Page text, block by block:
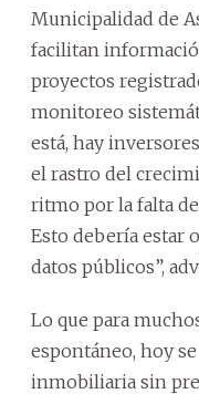
Municipalidad de
facilitan
proyectos
monitoreo
está, hay
el rastro del
ritmo por la falta
Esto debería estar
datos públicos”,
Lo que para
espontáneo, hoy
inmobiliaria sin